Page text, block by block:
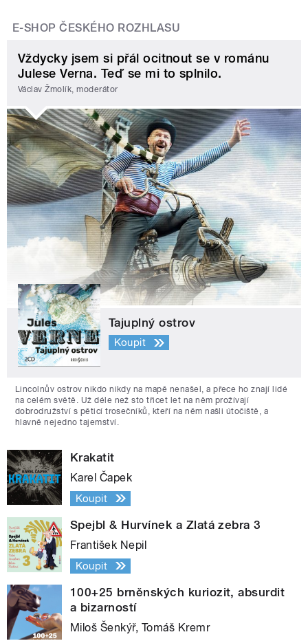
E-SHOP ČESKÉHO ROZHLASU
Vždycky jsem si přál ocitnout se v románu
Julese Verna. Teď se mi to splnilo.
Václav Žmolík, moderátor
Tajuplný ostrov
Koupit
Lincolnův ostrov nikdo nikdy na mapě nenašel, a přece ho znají lidé
na celém světě. Už déle než sto třicet let na něm prožívají
dobrodružství s pěticí trosečníků, kteří na něm našli útočiště, a
hlavně nejedno tajemství.
Krakatit
Karel Čapek
Koupit
Spejbl & Hurvínek a Zlatá zebra 3
František Nepil
Koupit
100+25 brněnských kuriozit, absurdit
a bizarností
Miloš Šenkýř, Tomáš Kremr